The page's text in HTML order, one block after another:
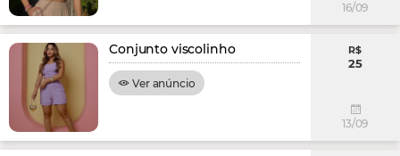
16/09
Conjunto viscolinho
Ver anúncio
R$
25
13/09